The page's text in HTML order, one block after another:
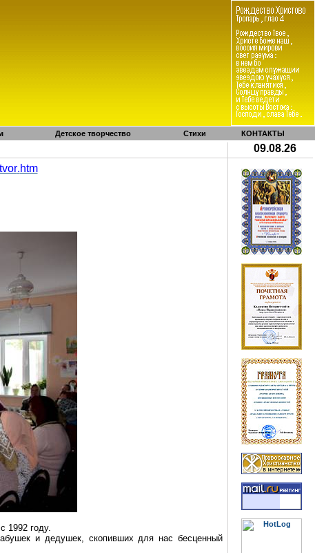
Детское творчество Стихи КОНТАКТЫ
09.08.26
.htm
1992 году.
и дедушек, скопивших для нас бесценный